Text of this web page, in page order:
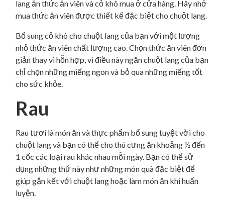
lang ăn thức ăn viên và cỏ khô mua ở cửa hàng. Hãy nhớ
mua thức ăn viên được thiết kế đặc biệt cho chuột lang.
Bổ sung cỏ khô cho chuột lang của bạn với một lượng
nhỏ thức ăn viên chất lượng cao. Chọn thức ăn viên đơn
giản thay vì hỗn hợp, vì điều này ngăn chuột lang của bạn
chỉ chọn những miếng ngon và bỏ qua những miếng tốt
cho sức khỏe.
Rau
Rau tươi là món ăn và thực phẩm bổ sung tuyệt vời cho
chuột lang và bạn có thể cho thú cưng ăn khoảng ½ đến
1 cốc các loại rau khác nhau mỗi ngày. Bạn có thể sử
dụng những thứ này như những món quà đặc biệt để
giúp gắn kết với chuột lang hoặc làm món ăn khi huấn
luyện.